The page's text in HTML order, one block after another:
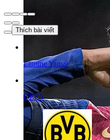
Thích bài viết
Lamine Yamal
UEFA